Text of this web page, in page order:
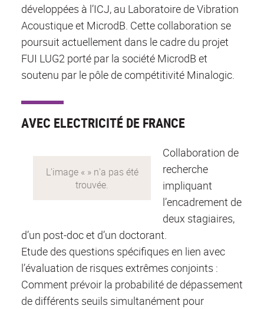
développées à l’ICJ, au Laboratoire de Vibration
Acoustique et MicrodB. Cette collaboration se
poursuit actuellement dans le cadre du projet
FUI LUG2 porté par la société MicrodB et
soutenu par le pôle de compétitivité Minalogic.
AVEC ELECTRICITÉ DE FRANCE
Collaboration de
recherche
impliquant
l’encadrement de
deux stagiaires,
d’un post-doc et d’un doctorant.
Etude des questions spécifiques en lien avec
l’évaluation de risques extrêmes conjoints :
Comment prévoir la probabilité de dépassement
de différents seuils simultanément pour